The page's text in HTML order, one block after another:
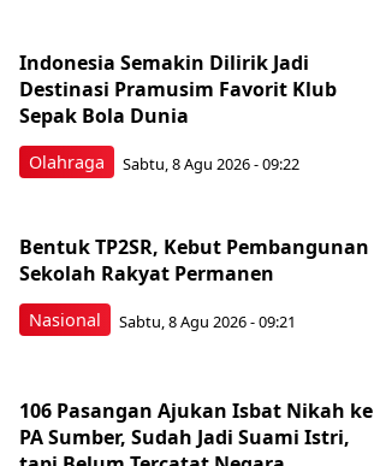
Olahraga
Indonesia Semakin Dilirik Jadi
Destinasi Pramusim Favorit Klub
Sepak Bola Dunia
Sabtu, 8 Agu 2026 - 09:22
Nasional
Bentuk TP2SR, Kebut Pembangunan
Sekolah Rakyat Permanen
Sabtu, 8 Agu 2026 - 09:21
106 Pasangan Ajukan Isbat Nikah ke
PA Sumber, Sudah Jadi Suami Istri,